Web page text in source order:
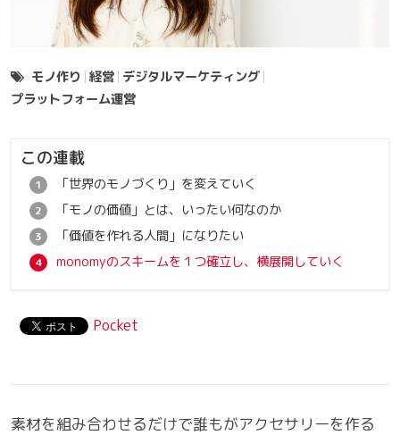
モノ作り 経営 デジタルマーケティング
プラットフォーム運営
この連載
「世界のモノづくり」を変えていく
「モノの価値」とは、いったい何なのか
「価値を作れる人間」になりたい
monomyのスキームを１つ確立し、横展開していく
Pocket
素材を組み合わせるだけで誰もがアクセサリーを作る